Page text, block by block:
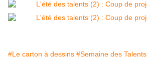
#Le carton à dessins #Semaine des Talents